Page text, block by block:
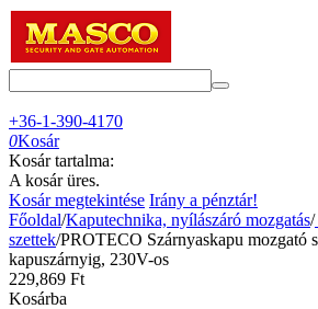
+36-1-390-4170
0Kosár
Kosár tartalma:
A kosár üres.
Kosár megtekintése Irány a pénztár!
Főoldal/Kaputechnika, nyílászáró mozgatás/
szettek/PROTECO Szárnyaskapu mozgató
kapuszárnyig, 230V-os
229,869 Ft
Kosárba